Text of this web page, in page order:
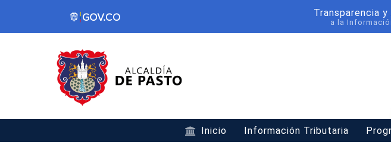
Transparencia
a la
Inicio Información Tributaria